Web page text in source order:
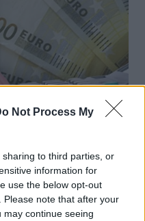
Not Process My
to third parties, or
information for
use the below opt-out
note that after your
continue seeing
του περυσινού
αποφάσισε η
κατατέθηκε το
προβλέπεται ...